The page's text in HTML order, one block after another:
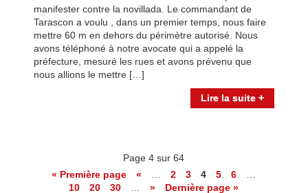
manifester contre la novillada. Le commandant de
Tarascon a voulu , dans un premier temps, nous faire
mettre 60 m en dehors du périmètre autorisé. Nous
avons téléphoné à notre avocate qui a appelé la
préfecture, mesuré les rues et avons prévenu que
nous allions le mettre […]
Lire la suite +
Page 4 sur 64
« Première page
« 2 3 4 5 6
10
20 30 » Dernière page »